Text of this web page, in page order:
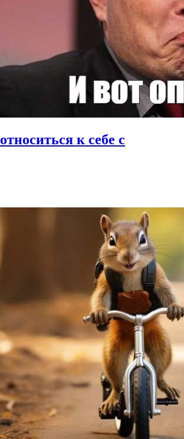
относиться к себе с